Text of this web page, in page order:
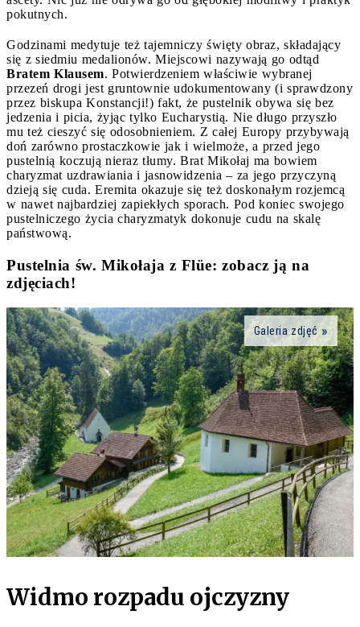
pokutnych.
Godzinami medytuje też tajemniczy święty obraz, składający
się z siedmiu medalionów. Miejscowi nazywają go odtąd
Bratem Klausem. Potwierdzeniem właściwie wybranej
przezeń drogi jest gruntownie udokumentowany (i sprawdzony
przez biskupa Konstancji!) fakt, że pustelnik obywa się bez
jedzenia i picia, żyjąc tylko Eucharystią. Nie długo przyszło
mu też cieszyć się odosobnieniem. Z całej Europy przybywają
doń zarówno prostaczkowie jak i wielmoże, a przed jego
pustelnią koczują nieraz tłumy. Brat Mikołaj ma bowiem
charyzmat uzdrawiania i jasnowidzenia – za jego przyczyną
dzieją się cuda. Eremita okazuje się też doskonałym rozjemcą
w nawet najbardziej zapiekłych sporach. Pod koniec swojego
pustelniczego życia charyzmatyk dokonuje cudu na skalę
państwową.
Pustelnia św. Mikołaja z Flüe: zobacz ją na
zdjęciach!
Galeria zdjęć
Widmo rozpadu ojczyzny